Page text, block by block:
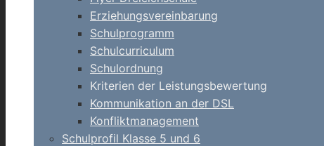
Erziehungsvereinbarung
Schulprogramm
Schulcurriculum
Schulordnung
Kriterien der Leistungsbewertung
Kommunikation an der DSL
Konfliktmanagement
Schulprofil Klasse 5 und 6